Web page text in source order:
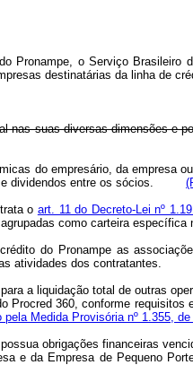
o Serviço Brasileiro
destinatárias da linha de
suas diversas dimensões e
do empresário, da empresa
e dividendos entre os sócios.
o art. 11 do Decreto-Lei nº
como carteira
do Pronampe as
das atividades dos contratantes.
a liquidação total de outras
360, conforme
pela Medida Provisória nº 1.355, de
obrigações financeiras
e da Empresa de Pequeno